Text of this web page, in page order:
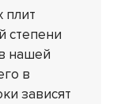
плит
степени
нашей
в
зависят